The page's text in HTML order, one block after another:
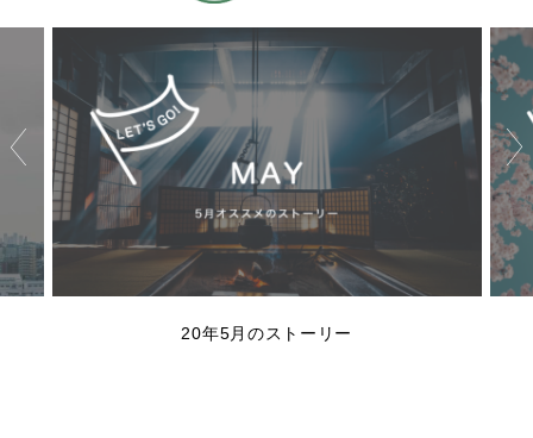
20年5月のストーリー